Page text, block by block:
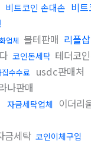
비트코인 손대손 비
업체 블테판매 리플
코인돈세탁 테더코
수수료 usdc판매처
나판매
자금세탁업체 이더리
금세탁 코인이체구입